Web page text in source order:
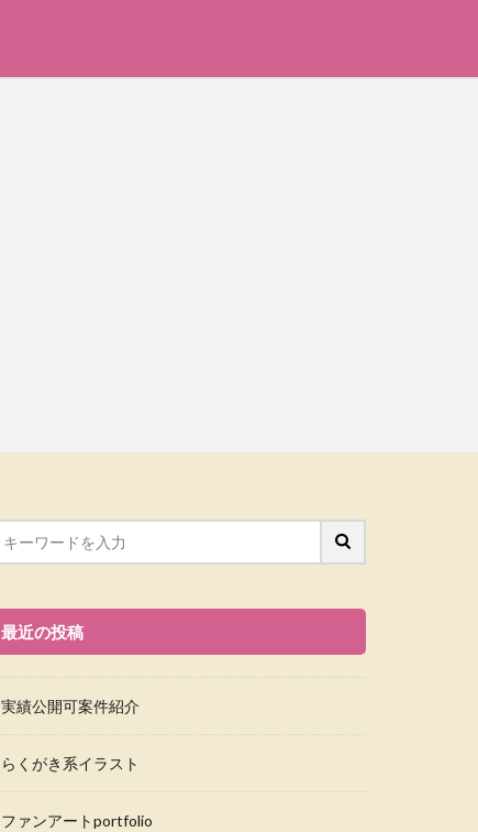
最近の投稿
実績公開可案件紹介
らくがき系イラスト
ファンアートportfolio